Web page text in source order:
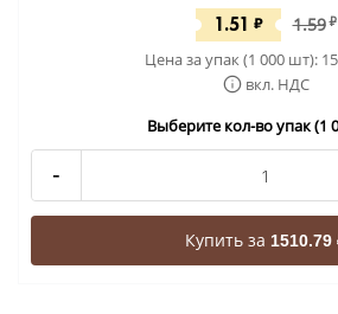
1.51 ₽ 1.59 ₽
Цена за упак (1 000 шт):
вкл. НДС
Выберите кол-во упак (1
-
Купить за 1510.79